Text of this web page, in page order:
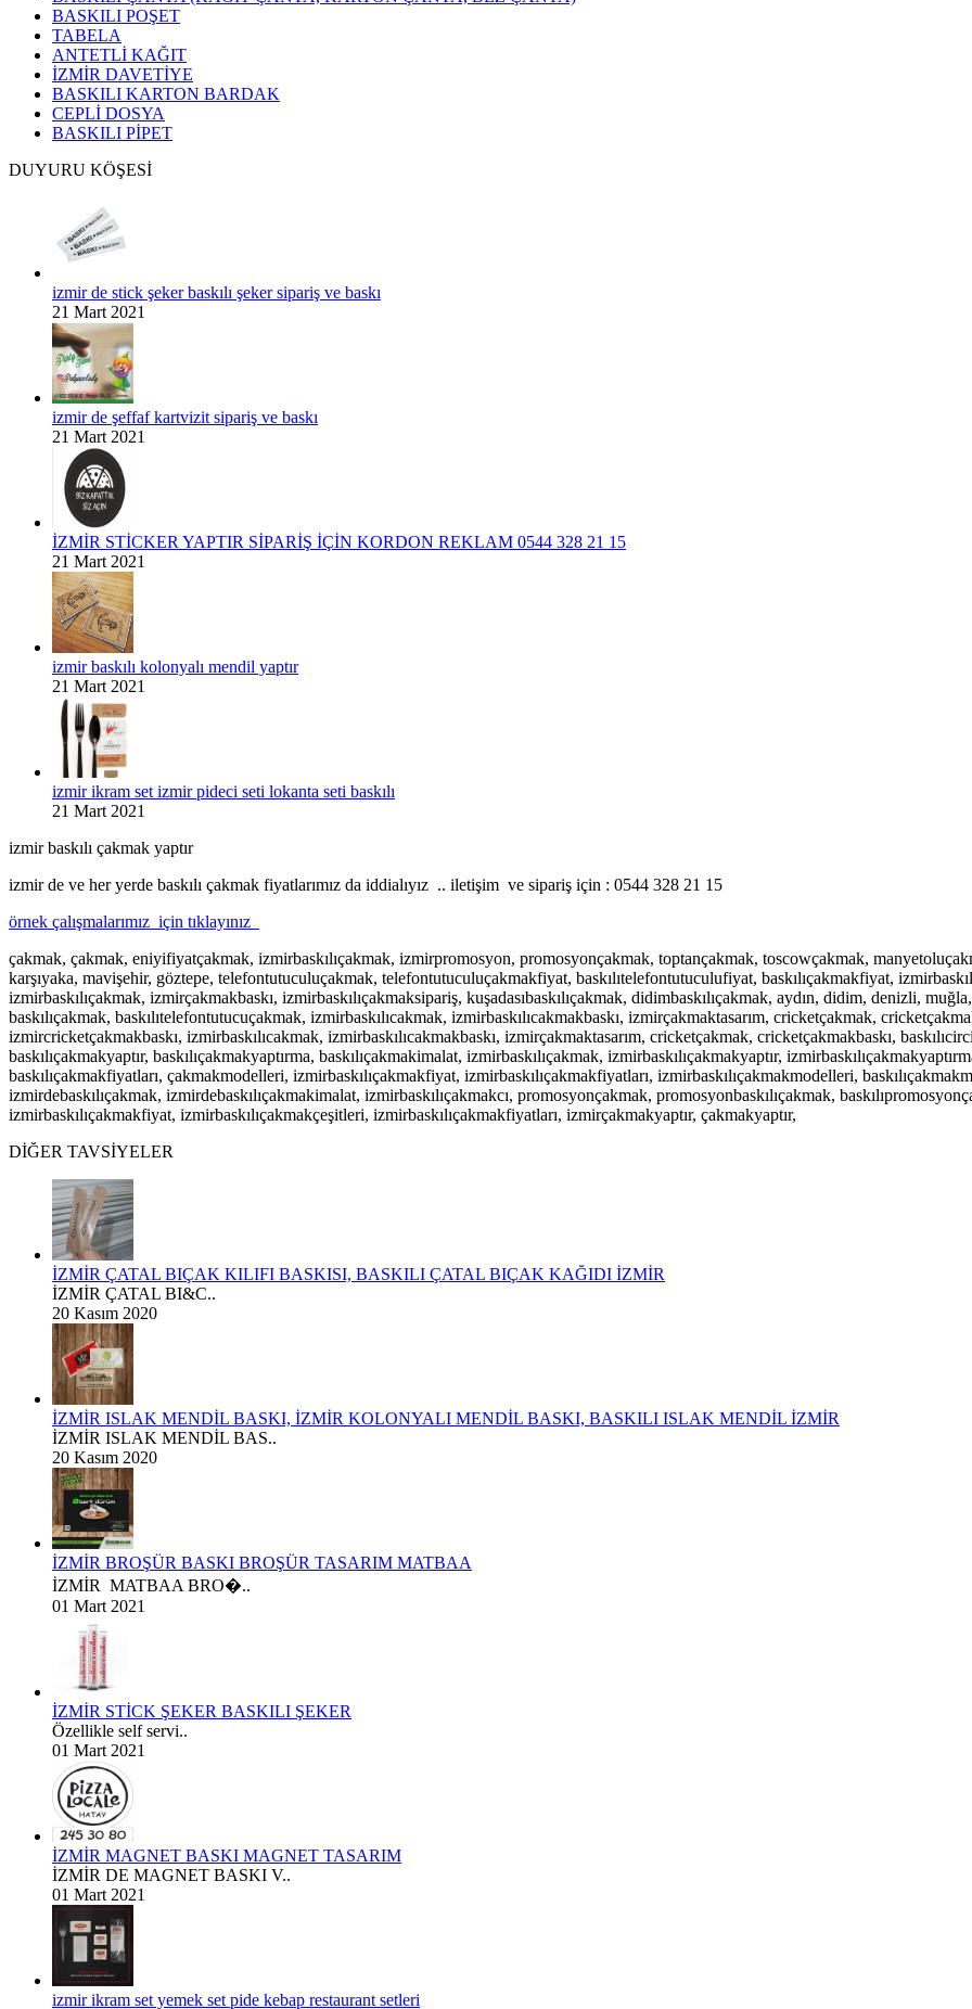
BASKILI POŞET
TABELA
ANTETLİ KAĞIT
İZMİR DAVETİYE
BASKILI KARTON BARDAK
CEPLİ DOSYA
BASKILI PİPET
DUYURU KÖŞESİ
izmir de stick şeker baskılı şeker sipariş ve baskı
21 Mart 2021
izmir de şeffaf kartvizit sipariş ve baskı
21 Mart 2021
İZMİR STİCKER YAPTIR SİPARİŞ İÇİN KORDON REKLAM 0544 328 21 15
21 Mart 2021
izmir baskılı kolonyalı mendil yaptır
21 Mart 2021
izmir ikram set izmir pideci seti lokanta seti baskılı
21 Mart 2021
izmir baskılı çakmak yaptır
izmir de ve her yerde baskılı çakmak fiyatlarımız da iddialıyız .. iletişim ve sipariş için : 0544 328 21 15
örnek çalışmalarımız için tıklayınız
çakmak, çakmak, eniyifiyatçakmak, izmirbaskılıçakmak, izmirpromosyon, promosyonçakmak, toptançakmak, toscowçakmak,
karşıyaka, mavişehir, göztepe, telefontutuculuçakmak, telefontutuculuçakmakfiyat, baskılıtelefontutuculufiyat, baskılıçakmakfiyat,
izmirbaskılıçakmak, izmirçakmakbaskı, izmirbaskılıçakmaksipariş, kuşadasıbaskılıçakmak, didimbaskılıçakmak, aydın, didim, denizli,
baskılıçakmak, baskılıtelefontutucuçakmak, izmirbaskılıcakmak, izmirbaskılıcakmakbaskı, izmirçakmaktasarım, cricketçakmak,
izmircricketçakmakbaskı, izmirbaskılıcakmak, izmirbaskılıcakmakbaskı, izmirçakmaktasarım, cricketçakmak, cricketçakmakbaskı,
baskılıçakmakyaptır, baskılıçakmakyaptırma, baskılıçakmakimalat, izmirbaskılıçakmak, izmirbaskılıçakmakyaptır,
baskılıçakmakfiyatları, çakmakmodelleri, izmirbaskılıçakmakfiyat, izmirbaskılıçakmakfiyatları, izmirbaskılıçakmakmodelleri,
izmirdebaskılıçakmak, izmirdebaskılıçakmakimalat, izmirbaskılıçakmakcı, promosyonçakmak, promosyonbaskılıçakmak,
izmirbaskılıçakmakfiyat, izmirbaskılıçakmakçeşitleri, izmirbaskılıçakmakfiyatları, izmirçakmakyaptır, çakmakyaptır,
DİĞER TAVSİYELER
İZMİR ÇATAL BIÇAK KILIFI BASKISI, BASKILI ÇATAL BIÇAK KAĞIDI İZMİR
İZMİR ÇATAL BI&C..
20 Kasım 2020
İZMİR ISLAK MENDİL BASKI, İZMİR KOLONYALI MENDİL BASKI, BASKILI ISLAK MENDİL İZMİR
İZMİR ISLAK MENDİL BAS..
20 Kasım 2020
İZMİR BROŞÜR BASKI BROŞÜR TASARIM MATBAA
İZMİR MATBAA BRO�..
01 Mart 2021
İZMİR STİCK ŞEKER BASKILI ŞEKER
Özellikle self servi..
01 Mart 2021
İZMİR MAGNET BASKI MAGNET TASARIM
İZMİR DE MAGNET BASKI V..
01 Mart 2021
izmir ikram set yemek set pide kebap restaurant setleri